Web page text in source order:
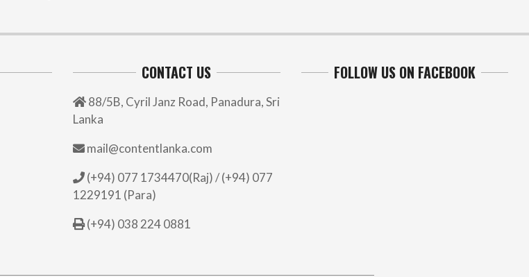
CONTACT US
88/5B, Cyril Janz Road, Panadura, Sri
Lanka
mail@contentlanka.com
(+94) 077 1734470(Raj) / (+94) 077
1229191 (Para)
(+94) 038 224 0881
FOLLOW US ON FACEBOOK